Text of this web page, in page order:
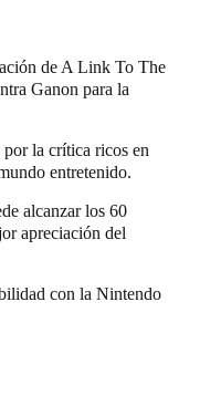
de A Link To The
Ganon para la
la crítica ricos en
entretenido.
alcanzar los 60
apreciación del
con la Nintendo